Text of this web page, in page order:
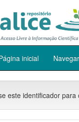
inicial Navegar
este identificador